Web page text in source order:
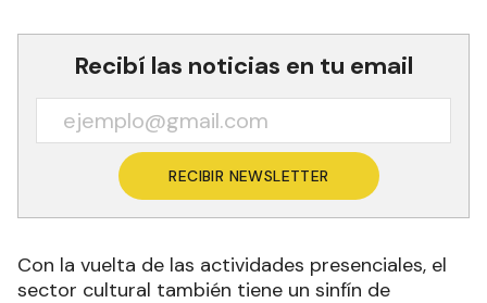
Recibí las noticias en tu email
RECIBIR NEWSLETTER
Con la vuelta de las actividades presenciales, el
sector cultural también tiene un sinfín de